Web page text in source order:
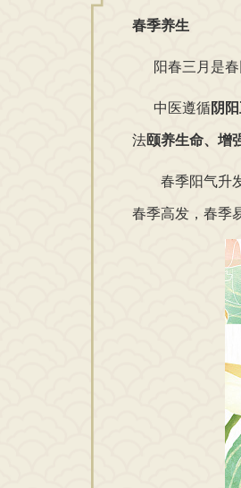
春季养生
阳春三月是春
中医遵循阴
法颐养生命、增
春季阳气升发
春季高发，春季